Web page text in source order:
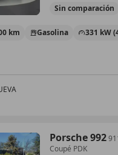
Sin comparación
km Gasolina 331 kW
Porsche 992
Coupé PDK